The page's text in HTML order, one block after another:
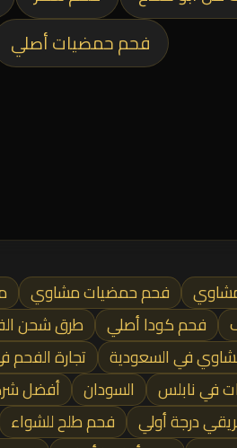
فحم حمضيات أصلي
فحم حمضيات مشاوي
فحم كودا أصلي طرق شحن
في السعودية
تجارة
في نابلس
السودان أفضل
درجة أولي
فحم طلح للشواء